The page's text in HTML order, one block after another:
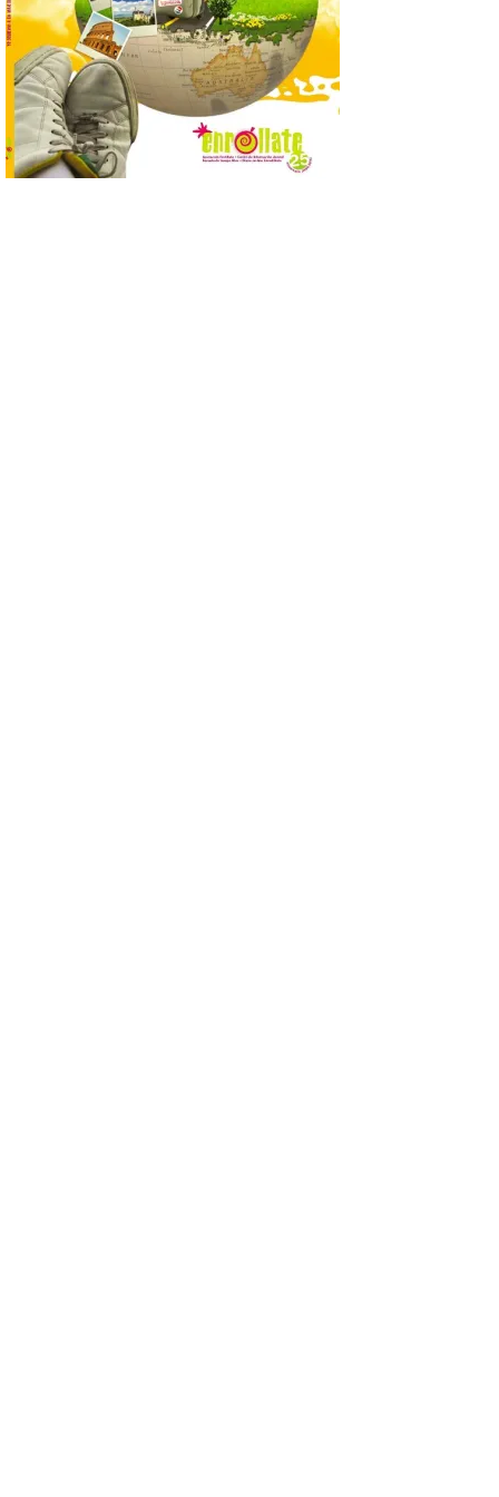
6 Ago 2026
El nuevo ranking de
Billionhands revela los
diez destinos y locales
preferidos por los
consumidores para
tomarse una caña este verano, con León y
Madrid a la cabeza de la lista. Salamanca
ocupa el noveno lugar. Los españoles